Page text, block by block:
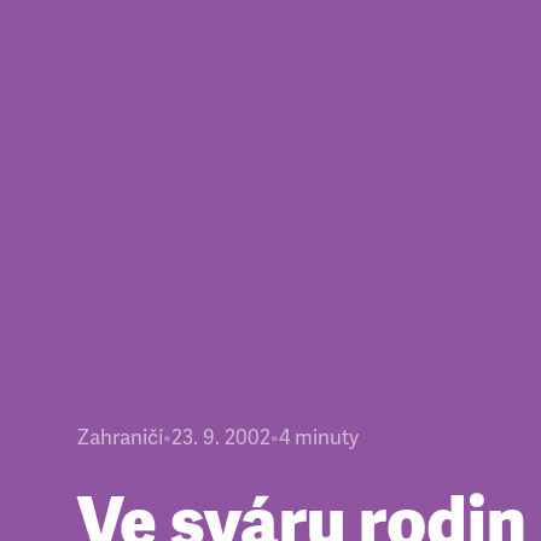
Zahraničí•23. 9. 2002•4 minuty
Ve sváru rodin